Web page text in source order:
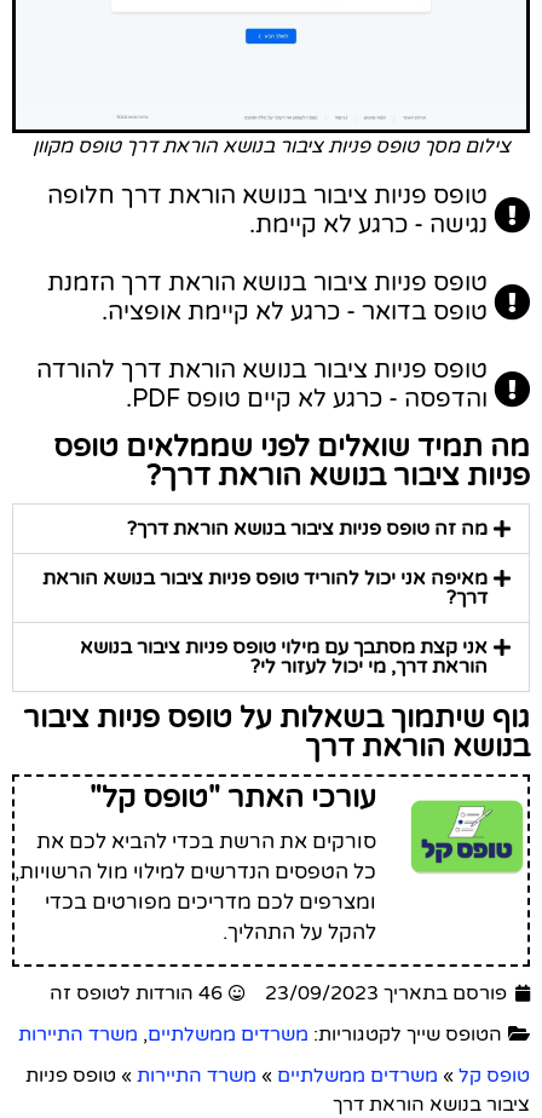
צילום מסך טופס פניות ציבור בנושא הוראת דרך טופס מקוון
טופס פניות ציבור בנושא הוראת דרך חלופה
נגישה - כרגע לא קיימת.
טופס פניות ציבור בנושא הוראת דרך הזמנת
טופס בדואר - כרגע לא קיימת אופציה.
טופס פניות ציבור בנושא הוראת דרך להורדה
והדפסה - כרגע לא קיים טופס PDF.
מה תמיד שואלים לפני שממלאים טופס
פניות ציבור בנושא הוראת דרך?
מה זה טופס פניות ציבור בנושא הוראת דרך?
מאיפה אני יכול להוריד טופס פניות ציבור בנושא הוראת
דרך?
אני קצת מסתבך עם מילוי טופס פניות ציבור בנושא
הוראת דרך, מי יכול לעזור לי?
גוף שיתמוך בשאלות על טופס פניות ציבור
בנושא הוראת דרך
עורכי האתר "טופס קל"
סורקים את הרשת בכדי להביא לכם את
כל הטפסים הנדרשים למילוי מול הרשויות,
ומצרפים לכם מדריכים מפורטים בכדי
להקל על התהליך.
פורסם בתאריך 23/09/2023
46 הורדות לטופס זה
הטופס שייך לקטגוריות: משרדים ממשלתיים, משרד התיירות
טופס קל » משרדים ממשלתיים » משרד התיירות » טופס פניות
ציבור בנושא הוראת דרך